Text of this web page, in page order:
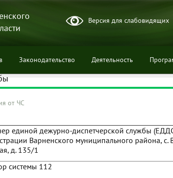
Версия для слабовидящих
Законодательство Деятельность
от ЧС
единой дежурно-диспетчерской службы
Варненского муниципального района, с.
д. 135/1
системы 112